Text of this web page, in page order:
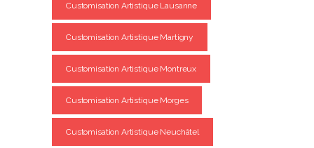
Customisation Artistique Lausanne
Customisation Artistique Martigny
Customisation Artistique Montreux
Customisation Artistique Morges
Customisation Artistique Neuchâtel